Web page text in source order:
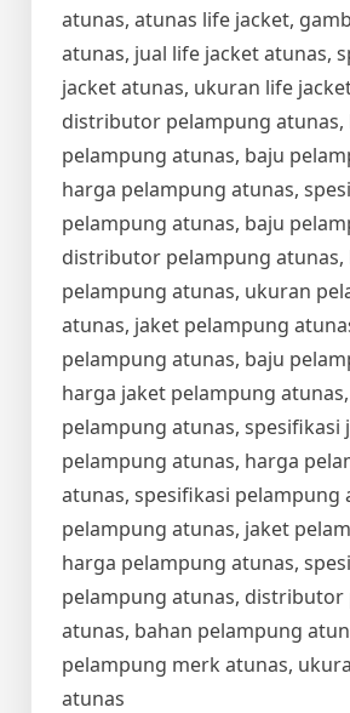
atunas, atunas life jacket,
atunas, jual life jacket atunas,
jacket atunas, ukuran life
distributor pelampung atunas,
pelampung atunas, baju
harga pelampung atunas,
pelampung atunas, baju
distributor pelampung atunas,
pelampung atunas, ukuran
atunas, jaket pelampung
pelampung atunas, baju
harga jaket pelampung
pelampung atunas, spesifikasi
pelampung atunas, harga
atunas, spesifikasi pelampung
pelampung atunas, jaket
harga pelampung atunas,
pelampung atunas, distributor
atunas, bahan pelampung
pelampung merk atunas,
atunas